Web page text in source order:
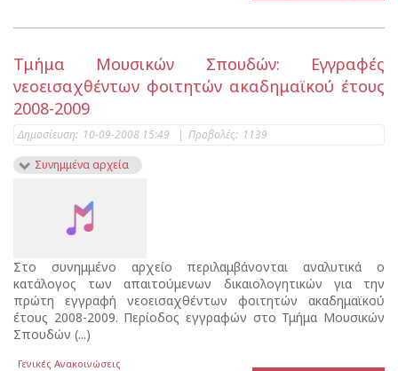
Τμήμα Μουσικών Σπουδών: Εγγραφές
νεοεισαχθέντων φοιτητών ακαδημαϊκού έτους
2008-2009
Δημοσίευση: 10-09-2008 15:49 | Προβολές: 1139
Συνημμένα αρχεία
Στο συνημμένο αρχείο περιλαμβάνονται αναλυτικά ο
κατάλογος των απαιτούμενων δικαιολογητικών για την
πρώτη εγγραφή νεοεισαχθέντων φοιτητών ακαδημαϊκού
έτους 2008-2009. Περίοδος εγγραφών στο Τμήμα Μουσικών
Σπουδών (...)
Γενικές Ανακοινώσεις